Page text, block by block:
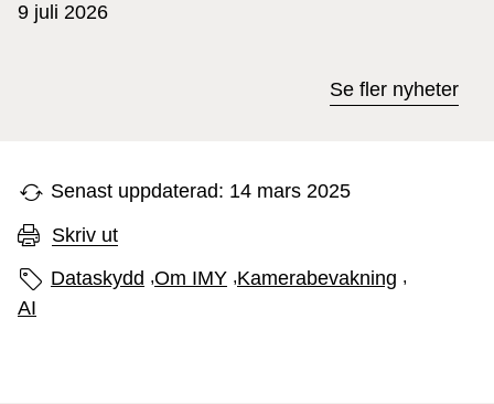
9 juli 2026
Se fler nyheter
Senast uppdaterad: 14 mars 2025
Skriv ut
Sidans etiketter
Dataskydd ,Om IMY ,Kamerabevakning ,
AI